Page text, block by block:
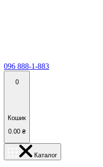
096 888-1-883
0
Кошик
0.00 ₴
Каталог